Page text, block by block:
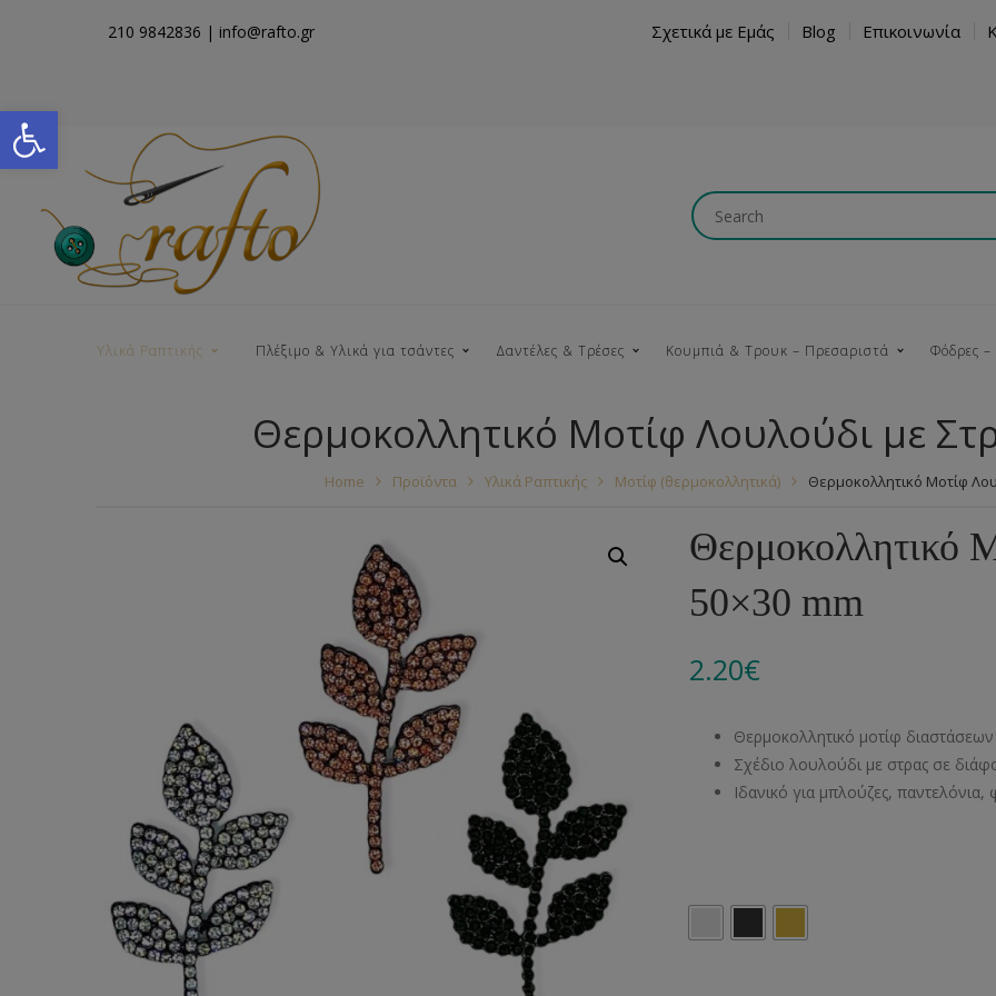
Open toolbar
210 9842836 | info@rafto.gr Σχετικά με Εμάς Blog Επικοινωνία
Υλικά Ραπτικής Πλέξιμο & Υλικά για τσάντες
Νήματα για Τσάντες Κουμπώματα
Ιμάντες Μεταλλικά Εξαρτήματα
Πλέγματα
Νήματα
Αξεσουάρ
Δαντέλες & Τρέσες
Βαμβακερές Κρόσια
Φυτίλια- Κορδόνια
Διάφορες Τρέσες
Κουμπιά & Τρουκ – Πρεσαριστά
Ξύλινα
Πουκαμίσου
Στρας
Μεταλλικά
Άλλα Υλικά
Φόδρες
Θερμοκολλητικό Μοτίφ Λουλούδι με
Home Προϊόντα Υλικά Ραπτικής Μοτίφ (θερμοκολλητικά) Θερμοκολλητικό Μοτίφ
Θερμοκολλητικό
50×30 mm
2.20€
Θερμοκολλητικό μοτίφ
Σχέδιο λουλούδι με στρας σε
Ιδανικό για μπλούζες, παντελόνια,